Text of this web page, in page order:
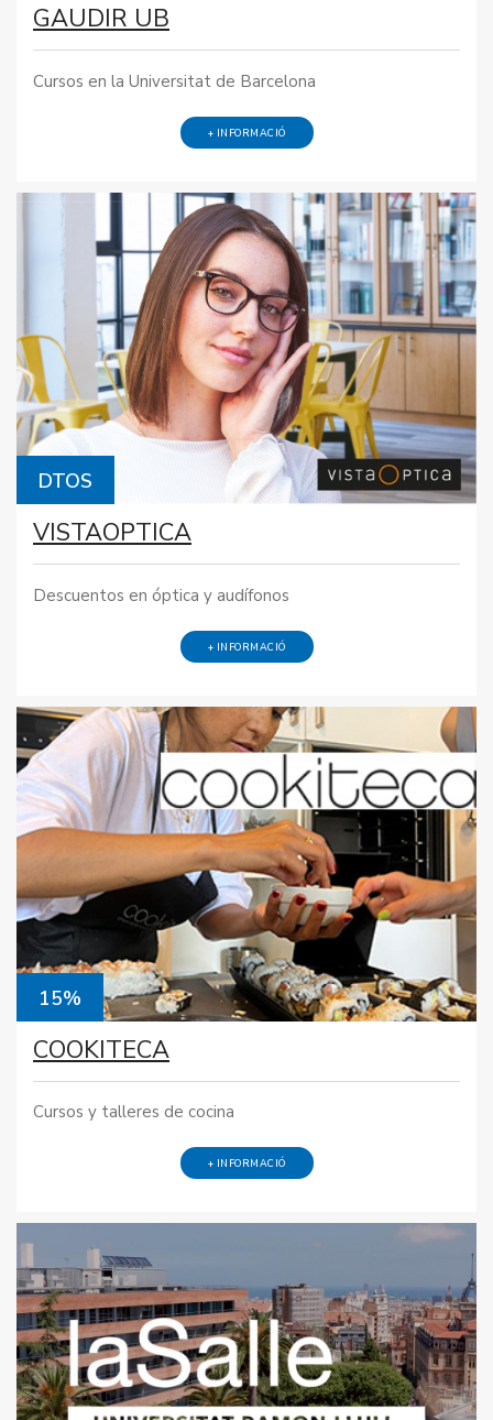
GAUDIR UB
Cursos en la Universitat de Barcelona
+ INFORMACIÓ
DTOS
VISTAOPTICA
Descuentos en óptica y audífonos
+ INFORMACIÓ
15%
COOKITECA
Cursos y talleres de cocina
+ INFORMACIÓ